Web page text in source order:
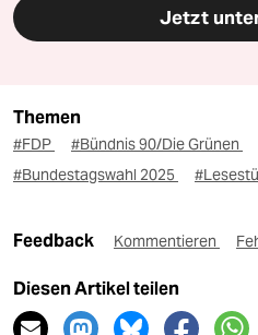
Jetzt
Themen
#FDP #Bündnis 90/Die Grünen
#Bundestagswahl 2025
Feedback Kommentieren
Diesen Artikel teilen